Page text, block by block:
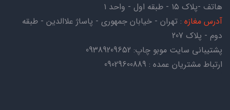
هاتف -پلاک ۱۵ - طبقه اول - واحد ۱
آدرس مغازه : تهران - خیابان جمهوری - پاساژ علاالدین - طبقه
دوم - پلاک 207
پشتیبانی سایت موبو چاپ: 09389209652
ارتباط مشتریان عمده : 09029600889